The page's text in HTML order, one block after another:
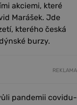
akciemi, které
Marášek. Jde
kterého česká
burzy.
REKLAMA
pandemii covidu-